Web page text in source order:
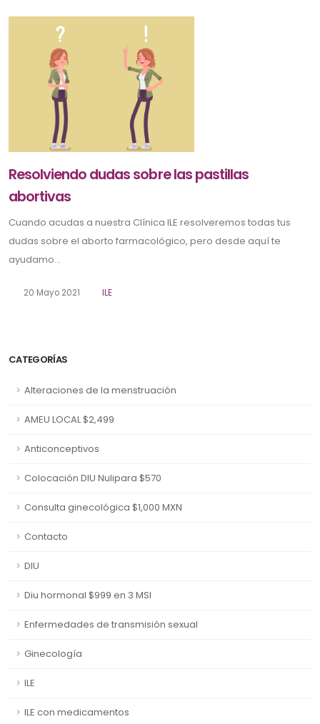
CATEGORÍAS
Alteraciones de la menstruación
AMEU LOCAL $2,499
Anticonceptivos
Colocación DIU Nulipara $570
Consulta ginecológica $1,000 MXN
Contacto
DIU
Diu hormonal $999 en 3 MSI
Enfermedades de transmisión sexual
Ginecología
ILE
ILE con medicamentos
Resolviendo dudas sobre las pastillas
abortivas
Cuando acudas a nuestra Clínica ILE resolveremos todas tus
dudas sobre el aborto farmacológico, pero desde aquí te
ayudamo...
20 Mayo 2021 ILE